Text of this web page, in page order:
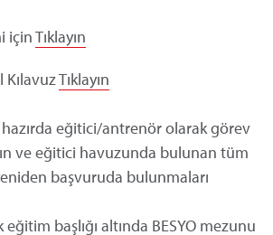
içinTıklayın
KılavuzTıklayın
eğitici/antrenör olarak görev
ve eğitici havuzunda bulunan tüm
başvuruda bulunmaları
eğitim başlığı altında BESYO mezunu